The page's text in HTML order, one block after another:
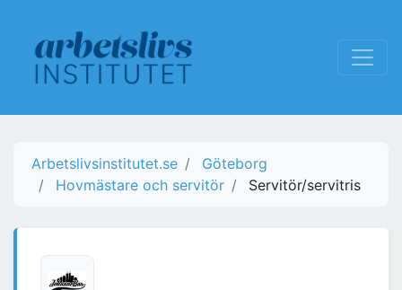
Arbetslivsinstitutet.se
Göteborg
Hovmästare och servitör
Servitör/servitris